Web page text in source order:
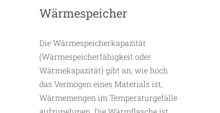
Wärmespeicher
Die Wärmespeicherkapazität
(Wärmespeicherfähigkeit oder
Wärmekapazität) gibt an, wie hoch
das Vermögen eines Materials ist,
Wärmemengen im Temperaturgefälle